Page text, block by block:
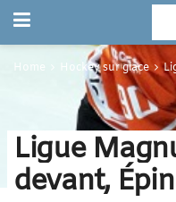
Home Hockey sur glace
Ligue
devant,